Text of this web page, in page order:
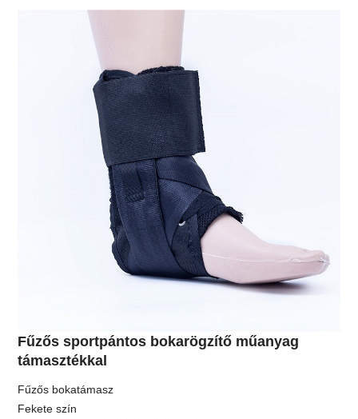
Fűzős sportpántos bokarögzítő műanyag
támasztékkal
Fűzős bokatámasz
Fekete szín